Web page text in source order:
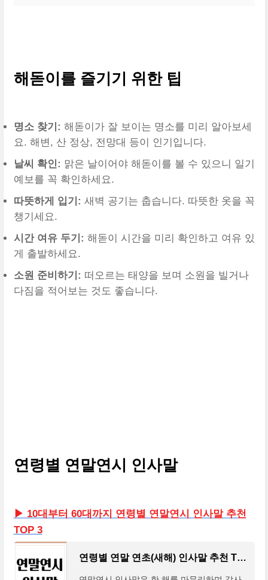
해돋이를 즐기기 위한 팁
명소 찾기: 해돋이가 잘 보이는 명소를 미리 알아보세
요. 해변, 산 정상, 전망대 등이 인기입니다.
날씨 확인: 맑은 날이어야 해돋이를 볼 수 있으니 일기
예보를 꼭 확인하세요.
따뜻하게 입기: 새벽 공기는 춥습니다. 따뜻한 옷을 꼭
챙기세요.
시간 여유 두기: 해돋이 시간을 미리 확인하고 여유 있
게 출발하세요.
소원 준비하기: 떠오르는 태양을 보며 소원을 빌거나
다짐을 적어보는 것도 좋습니다.
연령별 연말연시 인사말
▶ 10대부터 60대까지 연령별 연말연시 인사말 추천
TOP 3
연령별 연말 연초(새해) 인사말 추천 TOP 3